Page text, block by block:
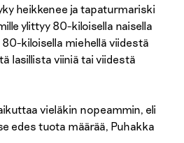
heikkenee ja tapaturmariski
ylittyy 80-kiloisella naisella
kiloisella miehellä viidestä
lasillista viiniä tai viidestä
vieläkin nopeammin, eli
edes tuota määrää, Puhakka